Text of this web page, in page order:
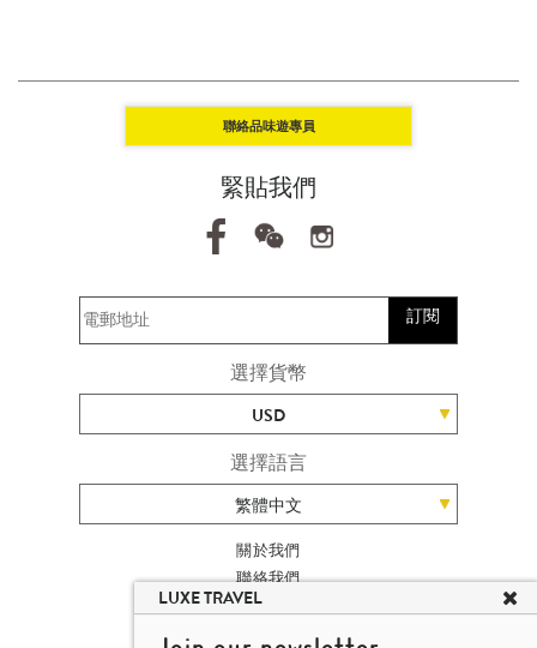
聯絡品味遊專員
緊貼我們
訂閱
選擇貨幣
USD
選擇語言
繁體中文
關於我們
聯絡我們
加入我們
旅遊網站地圖
LUXE TRAVEL